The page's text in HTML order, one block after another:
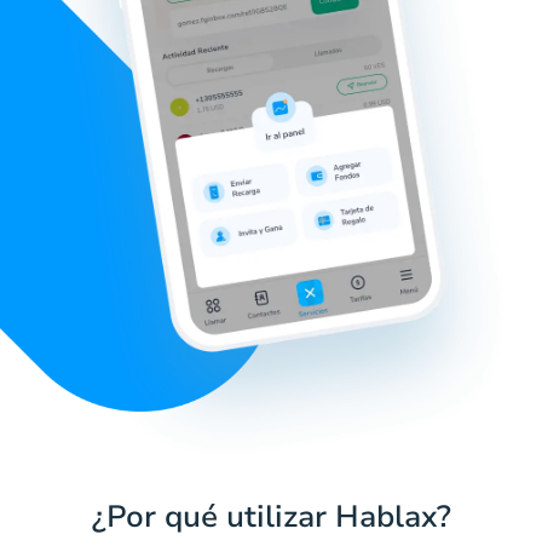
¿Por qué utilizar Hablax?